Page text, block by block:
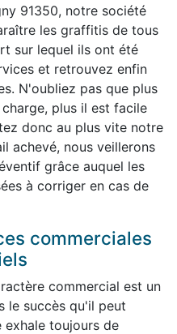
91350, notre société
les graffitis de tous
sur lequel ils ont été
et retrouvez enfin
N'oubliez pas que plus
plus il est facile
donc au plus vite notre
achevé, nous veillerons
grâce auquel les
à corriger en cas de
commerciales
commercial est un
le succès qu'il peut
toujours de